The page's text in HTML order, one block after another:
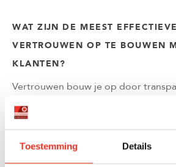
Toestemming Details
WAT ZIJN DE MEEST
VERTROUWEN OP TE BOUWEN
KLANTEN?
Vertrouwen bouw je op door
communicatie, het nakomen van
lokale expertise en het bieden van
direct iets terug te verwachten.
klantverhalen en een consistente
uitstraling versterken dit vertrouwen